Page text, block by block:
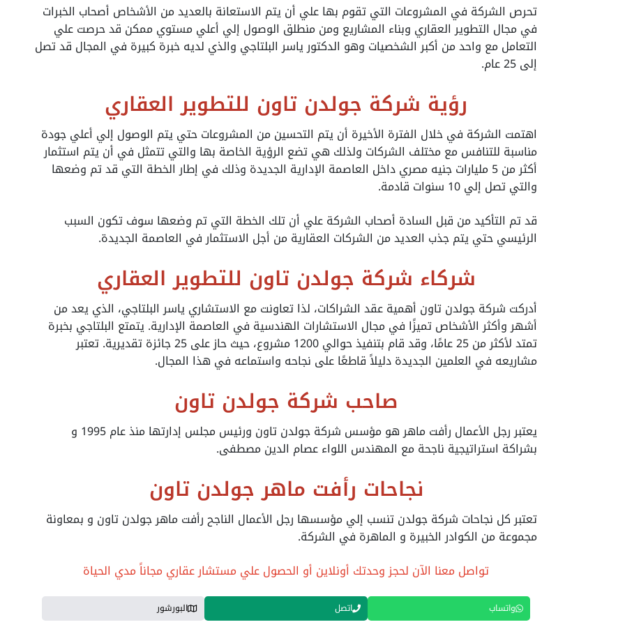
تحرص الشركة في المشروعات التي تقوم بها علي أن يتم الاستعانة بالعديد من الأشخاص أصحاب الخبرات
في مجال التطوير العقاري وبناء المشاريع ومن منطلق الوصول إلي أعلي مستوي ممكن قد حرصت علي
التعامل مع واحد من أكبر الشخصيات وهو الدكتور ياسر البلتاجي والذي لديه خبرة كبيرة في المجال قد تصل
إلى 25 عام.
رؤية شركة جولدن تاون للتطوير العقاري
اهتمت الشركة في خلال الفترة الأخيرة أن يتم التحسين من المشروعات حتي يتم الوصول إلي أعلي جودة
مناسبة للتنافس مع مختلف الشركات ولذلك هي تضع الرؤية الخاصة بها والتي تتمثل في أن يتم استثمار
أكثر من 5 مليارات جنيه مصري داخل العاصمة الإدارية الجديدة وذلك في إطار الخطة التي قد تم وضعها
والتي تصل إلي 10 سنوات قادمة.
قد تم التأكيد من قبل السادة أصحاب الشركة علي أن تلك الخطة التي تم وضعها سوف تكون السبب
الرئيسي حتي يتم جذب العديد من الشركات العقارية من أجل الاستثمار في العاصمة الجديدة.
شركاء شركة جولدن تاون للتطوير العقاري
أدركت شركة جولدن تاون أهمية عقد الشراكات، لذا تعاونت مع الاستشاري ياسر البلتاجي، الذي يعد من
أشهر وأكثر الأشخاص تميزًا في مجال الاستشارات الهندسية في العاصمة الإدارية. يتمتع البلتاجي بخبرة
تمتد لأكثر من 25 عامًا، وقد قام بتنفيذ حوالي 1200 مشروع، حيث حاز على 25 جائزة تقديرية. تعتبر
مشاريعه في العلمين الجديدة دليلاً قاطعًا على نجاحه واستماعه في هذا المجال.
صاحب شركة جولدن تاون
يعتبر رجل الأعمال رأفت ماهر هو مؤسس شركة جولدن تاون ورئيس مجلس إدارتها منذ عام 1995 و
بشراكة استراتيجية ناجحة مع المهندس اللواء عصام الدين مصطفى.
نجاحات رأفت ماهر جولدن تاون
تعتبر كل نجاحات شركة جولدن تنسب إلي مؤسسها رجل الأعمال الناجح رأفت ماهر جولدن تاون و بمعاونة
مجموعة من الكوادر الخبيرة و الماهرة في الشركة.
تواصل معنا الآن لحجز وحدتك أونلاين أو الحصول علي مستشار عقاري مجاناً مدي الحياة
واتساب اتصل البورشور